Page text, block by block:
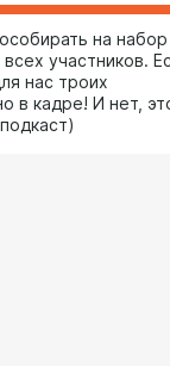
на набор
участников.
нас троих
в кадре! И нет,